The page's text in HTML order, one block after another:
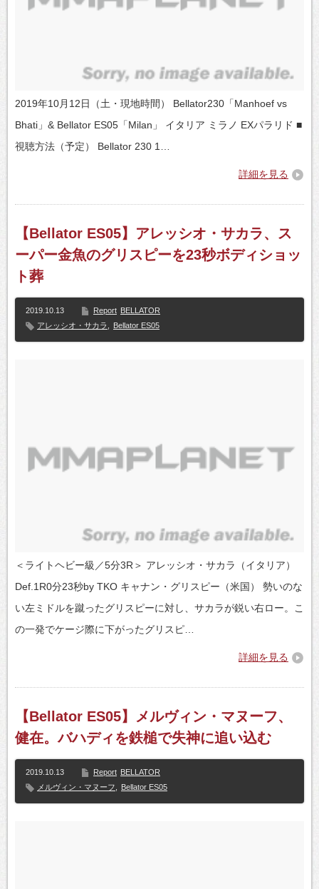
2019年10月12日（土・現地時間） Bellator230「Manhoef vs
Bhati」& Bellator ES05「Milan」 イタリア ミラノ EXパラリド ■
視聴方法（予定） Bellator 230 1…
詳細を見る
【Bellator ES05】アレッシオ・サカラ、ス
ーパー金魚のグリスピーを23秒ボディショッ
ト葬
2019.10.13 Report BELLATOR
アレッシオ・サカラ
Bellator ES05
＜ライトヘビー級／5分3R＞ アレッシオ・サカラ（イタリア）
Def.1R0分23秒by TKO キャナン・グリスピー（米国） 勢いのな
い左ミドルを蹴ったグリスピーに対し、サカラが鋭い右ロー。こ
の一発でケージ際に下がったグリスピ…
詳細を見る
【Bellator ES05】メルヴィン・マヌーフ、
健在。バハディを鉄槌で失神に追い込む
2019.10.13 Report BELLATOR
メルヴィン・マヌーフ
Bellator ES05